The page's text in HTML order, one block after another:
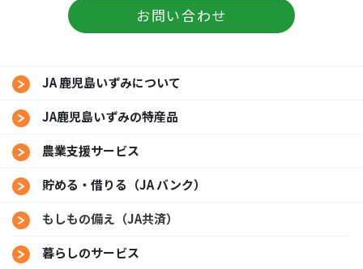
お問い合わせ
JA 鹿児島いずみについて
JA鹿児島いずみの特産品
農業支援サービス
貯める・借りる（JA バンク）
もしもの備え（JA共済）
暮らしのサービス